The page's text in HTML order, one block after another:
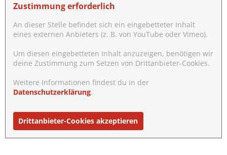
Zustimmung erforderlich
An dieser Stelle befindet sich ein eingebetteter Inhalt
eines externen Anbieters (z. B. von YouTube oder Vimeo).
Um diesen eingebetteten Inhalt anzuzeigen, benötigen wir
deine Zustimmung zum Setzen von Drittanbieter-Cookies.
Weitere Informationen findest du in der
Datenschutzerklärung.
Drittanbieter-Cookies akzeptieren